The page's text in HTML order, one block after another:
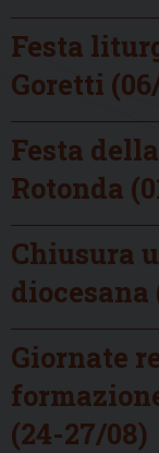
Festa
Goretti
Festa
Rotonda
Chiusura
diocesana
Giornate
(24-27/08)